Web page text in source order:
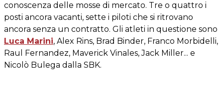
conoscenza delle mosse di mercato. Tre o quattro i
posti ancora vacanti, sette i piloti che si ritrovano
ancora senza un contratto. Gli atleti in questione sono
Luca Marini, Alex Rins, Brad Binder, Franco Morbidelli,
Raul Fernandez, Maverick Vinales, Jack Miller... e
Nicolò Bulega dalla SBK.